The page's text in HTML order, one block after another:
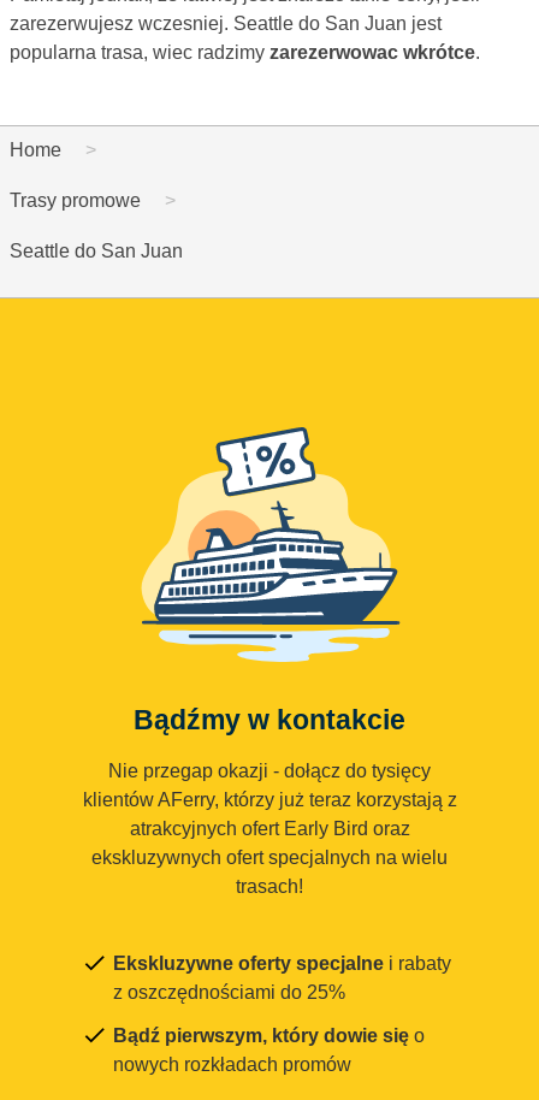
zarezerwujesz wczesniej. Seattle do San Juan jest
popularna trasa, wiec radzimy zarezerwowac wkrótce.
Home
Trasy promowe
Seattle do San Juan
Bądźmy w kontakcie
Nie przegap okazji - dołącz do tysięcy
klientów AFerry, którzy już teraz korzystają z
atrakcyjnych ofert Early Bird oraz
ekskluzywnych ofert specjalnych na wielu
trasach!
Ekskluzywne oferty specjalne i rabaty
z oszczędnościami do 25%
Bądź pierwszym, który dowie się o
nowych rozkładach promów